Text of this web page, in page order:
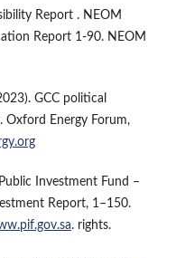
Report . NEOM
Report 1-90. NEOM
GCC political
Oxford Energy Forum,
Investment Fund –
Report, 1–150.
. rights.